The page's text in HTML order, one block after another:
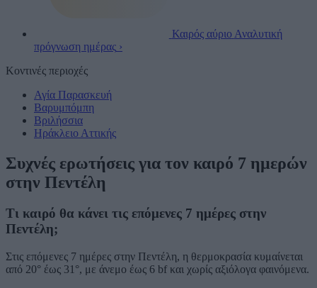
Καιρός αύριο Αναλυτική
πρόγνωση ημέρας ›
Κοντινές περιοχές
Αγία Παρασκευή
Βαρυμπόμπη
Βριλήσσια
Ηράκλειο Αττικής
Συχνές ερωτήσεις για τον καιρό 7 ημερών
στην Πεντέλη
Τι καιρό θα κάνει τις επόμενες 7 ημέρες στην
Πεντέλη;
Στις επόμενες 7 ημέρες στην Πεντέλη, η θερμοκρασία κυμαίνεται
από 20° έως 31°, με άνεμο έως 6 bf και χωρίς αξιόλογα φαινόμενα.